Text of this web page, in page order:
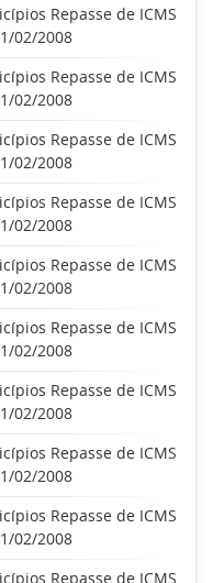
Repasse de ICMS
02/2008
Repasse de ICMS
02/2008
Repasse de ICMS
02/2008
Repasse de ICMS
02/2008
Repasse de ICMS
02/2008
Repasse de ICMS
02/2008
Repasse de ICMS
02/2008
Repasse de ICMS
02/2008
Repasse de ICMS
02/2008
Repasse de ICMS